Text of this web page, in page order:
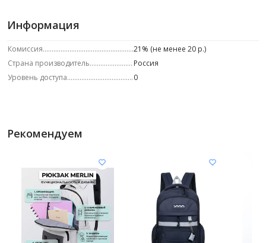
Информация
Комиссия
21% (не менее 20 р.)
Страна производитель
Россия
Уровень доступа
0
Рекомендуем